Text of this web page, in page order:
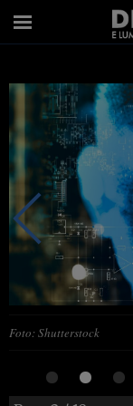
Foto: Shutterstock